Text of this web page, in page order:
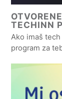
TECHINN
Ako imaš
program za